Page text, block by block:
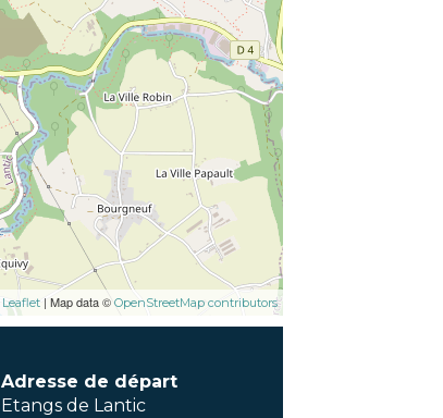
Leaflet | Map data © OpenStreetMap contributors
Adresse de départ
Etangs de Lantic